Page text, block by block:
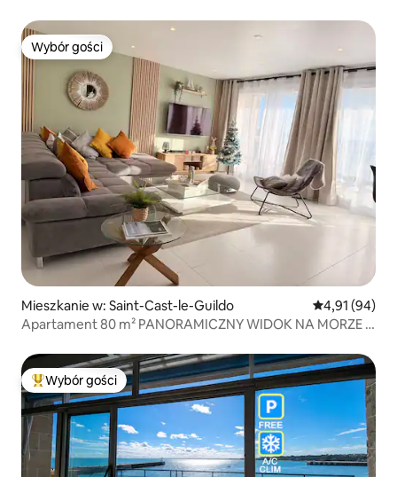
Wybór gości
Wybór gości
Mieszkanie w: Saint-Cast-le-Guildo Średnia
4,91 (94)
Apartament 80 m² PANORAMICZNY WIDOK NA MORZE 3
Najpopularniejsze z kategorii Wybór gości
Wybór gości